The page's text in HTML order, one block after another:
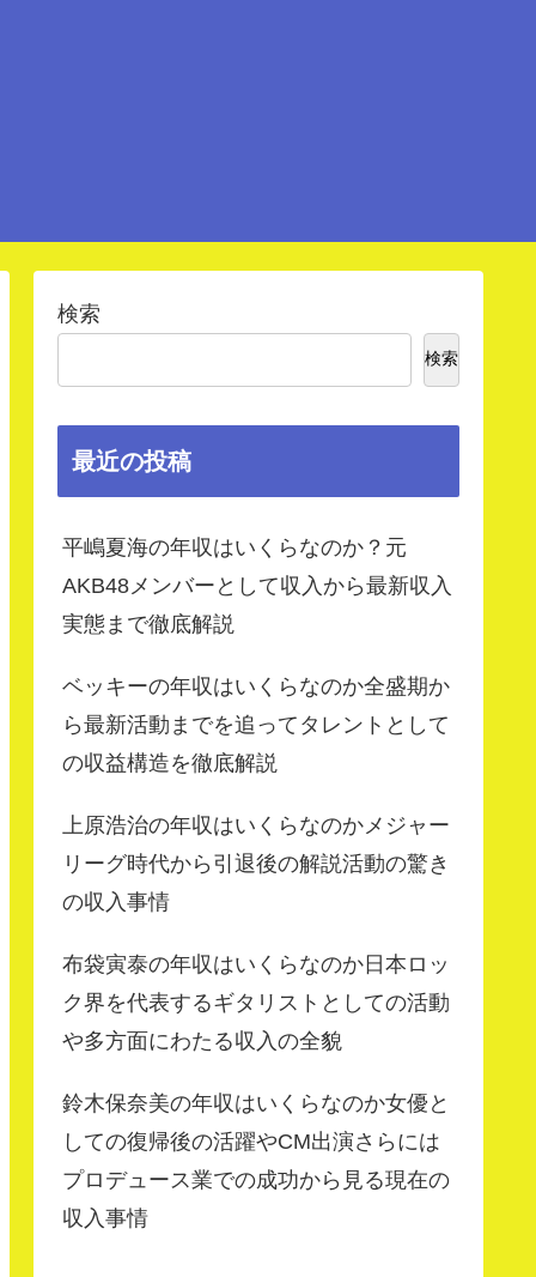
検索
検索
最近の投稿
平嶋夏海の年収はいくらなのか？元
AKB48メンバーとして収入から最新収入
実態まで徹底解説
ベッキーの年収はいくらなのか全盛期か
ら最新活動までを追ってタレントとして
の収益構造を徹底解説
上原浩治の年収はいくらなのかメジャー
リーグ時代から引退後の解説活動の驚き
の収入事情
布袋寅泰の年収はいくらなのか日本ロッ
ク界を代表するギタリストとしての活動
や多方面にわたる収入の全貌
鈴木保奈美の年収はいくらなのか女優と
しての復帰後の活躍やCM出演さらには
プロデュース業での成功から見る現在の
収入事情